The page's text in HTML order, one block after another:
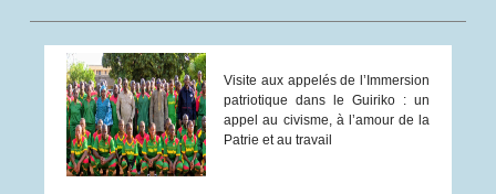
Visite aux appelés de l’Immersion
patriotique dans le Guiriko : un
appel au civisme, à l’amour de la
Patrie et au travail